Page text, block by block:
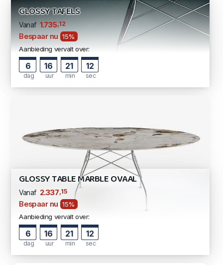
GLOSSY TAFELS
Vanaf 1.735,12
Bespaar nu 15%
Aanbieding vervalt over:
6
dag
16
uur
21
min
11
sec
GLOSSY TABLE MARBLE OVAAL
Vanaf 2.337,15
Bespaar nu 15%
Aanbieding vervalt over:
6
dag
16
uur
21
min
11
sec